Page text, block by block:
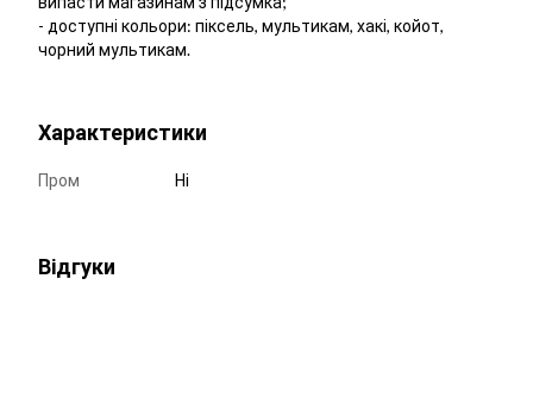
- доступні кольори: піксель, мультикам, хакі, койот,
чорний мультикам.
Характеристики
Пром Ні
Відгуки